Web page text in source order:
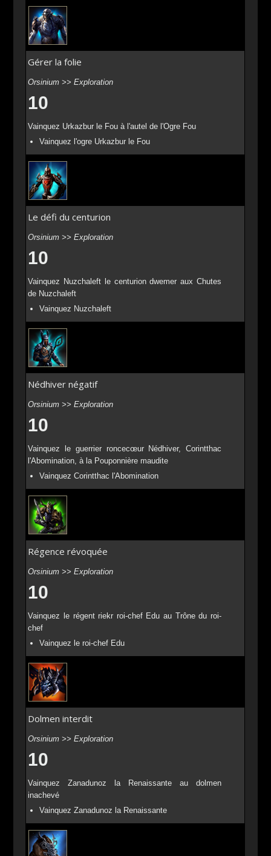
Gérer la folie
Orsinium >> Exploration
10
Vainquez Urkazbur le Fou à l'autel de l'Ogre Fou
Vainquez l'ogre Urkazbur le Fou
Le défi du centurion
Orsinium >> Exploration
10
Vainquez Nuzchaleft le centurion dwemer aux Chutes
de Nuzchaleft
Vainquez Nuzchaleft
Nédhiver négatif
Orsinium >> Exploration
10
Vainquez le guerrier roncecœur Nédhiver, Corintthac
l'Abomination, à la Pouponnière maudite
Vainquez Corintthac l'Abomination
Régence révoquée
Orsinium >> Exploration
10
Vainquez le régent riekr roi-chef Edu au Trône du roi-
chef
Vainquez le roi-chef Edu
Dolmen interdit
Orsinium >> Exploration
10
Vainquez Zanadunoz la Renaissante au dolmen
inachevé
Vainquez Zanadunoz la Renaissante